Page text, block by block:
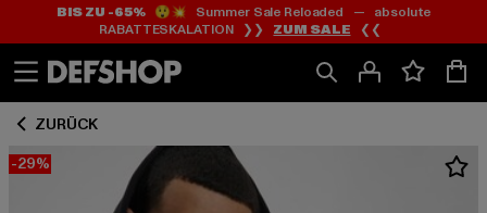
Zum
Inhalt
springen
Zum
Fußzeile
springen
BIS ZU -65%😲💥 Summer Sale Reloaded — absolute
RABATTESKALATION ❯❯ ZUM SALE ❮❮
ZURÜCK
-29%